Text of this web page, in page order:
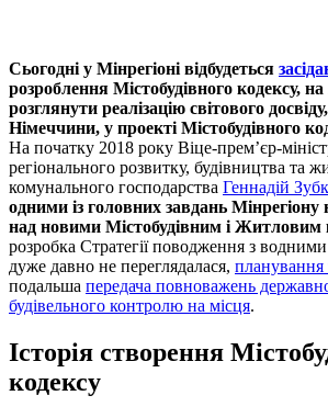
Сьогодні у Мінрегіоні відбудеться
розроблення Містобудівного кодексу,
розглянути реалізацію світового
Німеччини, у проекті Містобудівного
На початку 2018 року Віце-прем’єр-
регіонального розвитку, будівництва та
комунального господарства Геннадій
одними із головних завдань Мінрегіону
над новими Містобудівним і Житловим
розробка Стратегії поводження з
дуже давно не переглядалася, планування
подальша передача повноважень
будівельного контролю на місця.
Історія створення
кодексу